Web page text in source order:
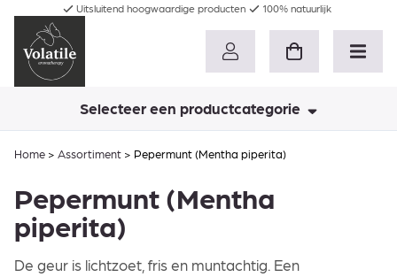
Uitsluitend hoogwaardige producten 100% natuurlijk
Selecteer een productcategorie
Home > Assortiment > Pepermunt (Mentha piperita)
Pepermunt (Mentha
piperita)
De geur is lichtzoet, fris en muntachtig. Een